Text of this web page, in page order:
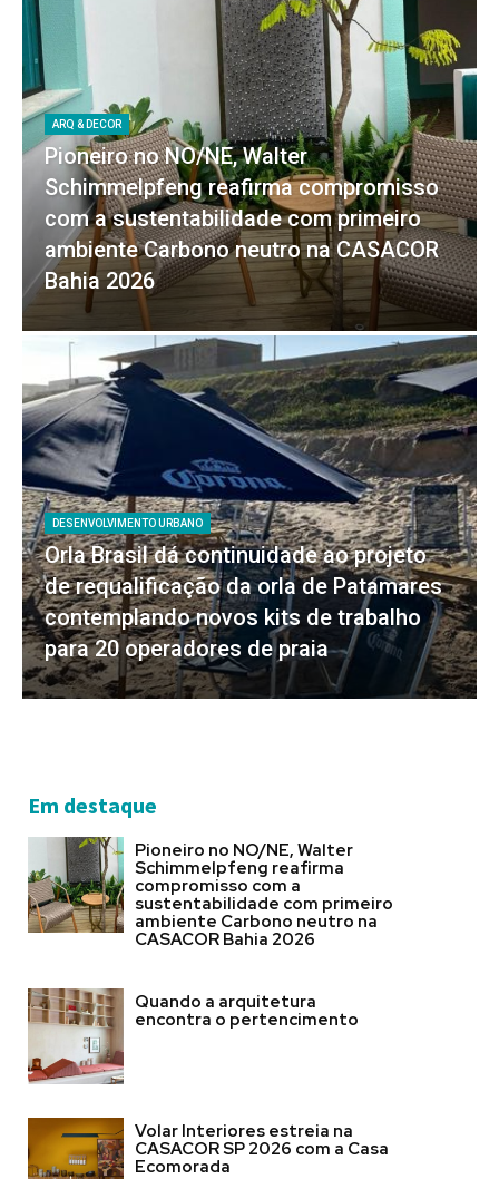
ARQ & DECOR
Pioneiro no NO/NE, Walter
Schimmelpfeng reafirma compromisso
com a sustentabilidade com primeiro
ambiente Carbono neutro na CASACOR
Bahia 2026
DESENVOLVIMENTO URBANO
Orla Brasil dá continuidade ao projeto
de requalificação da orla de Patamares
contemplando novos kits de trabalho
para 20 operadores de praia
Em destaque
Pioneiro no NO/NE, Walter
Schimmelpfeng reafirma
compromisso com a
sustentabilidade com primeiro
ambiente Carbono neutro na
CASACOR Bahia 2026
Quando a arquitetura
encontra o pertencimento
Volar Interiores estreia na
CASACOR SP 2026 com a Casa
Ecomorada